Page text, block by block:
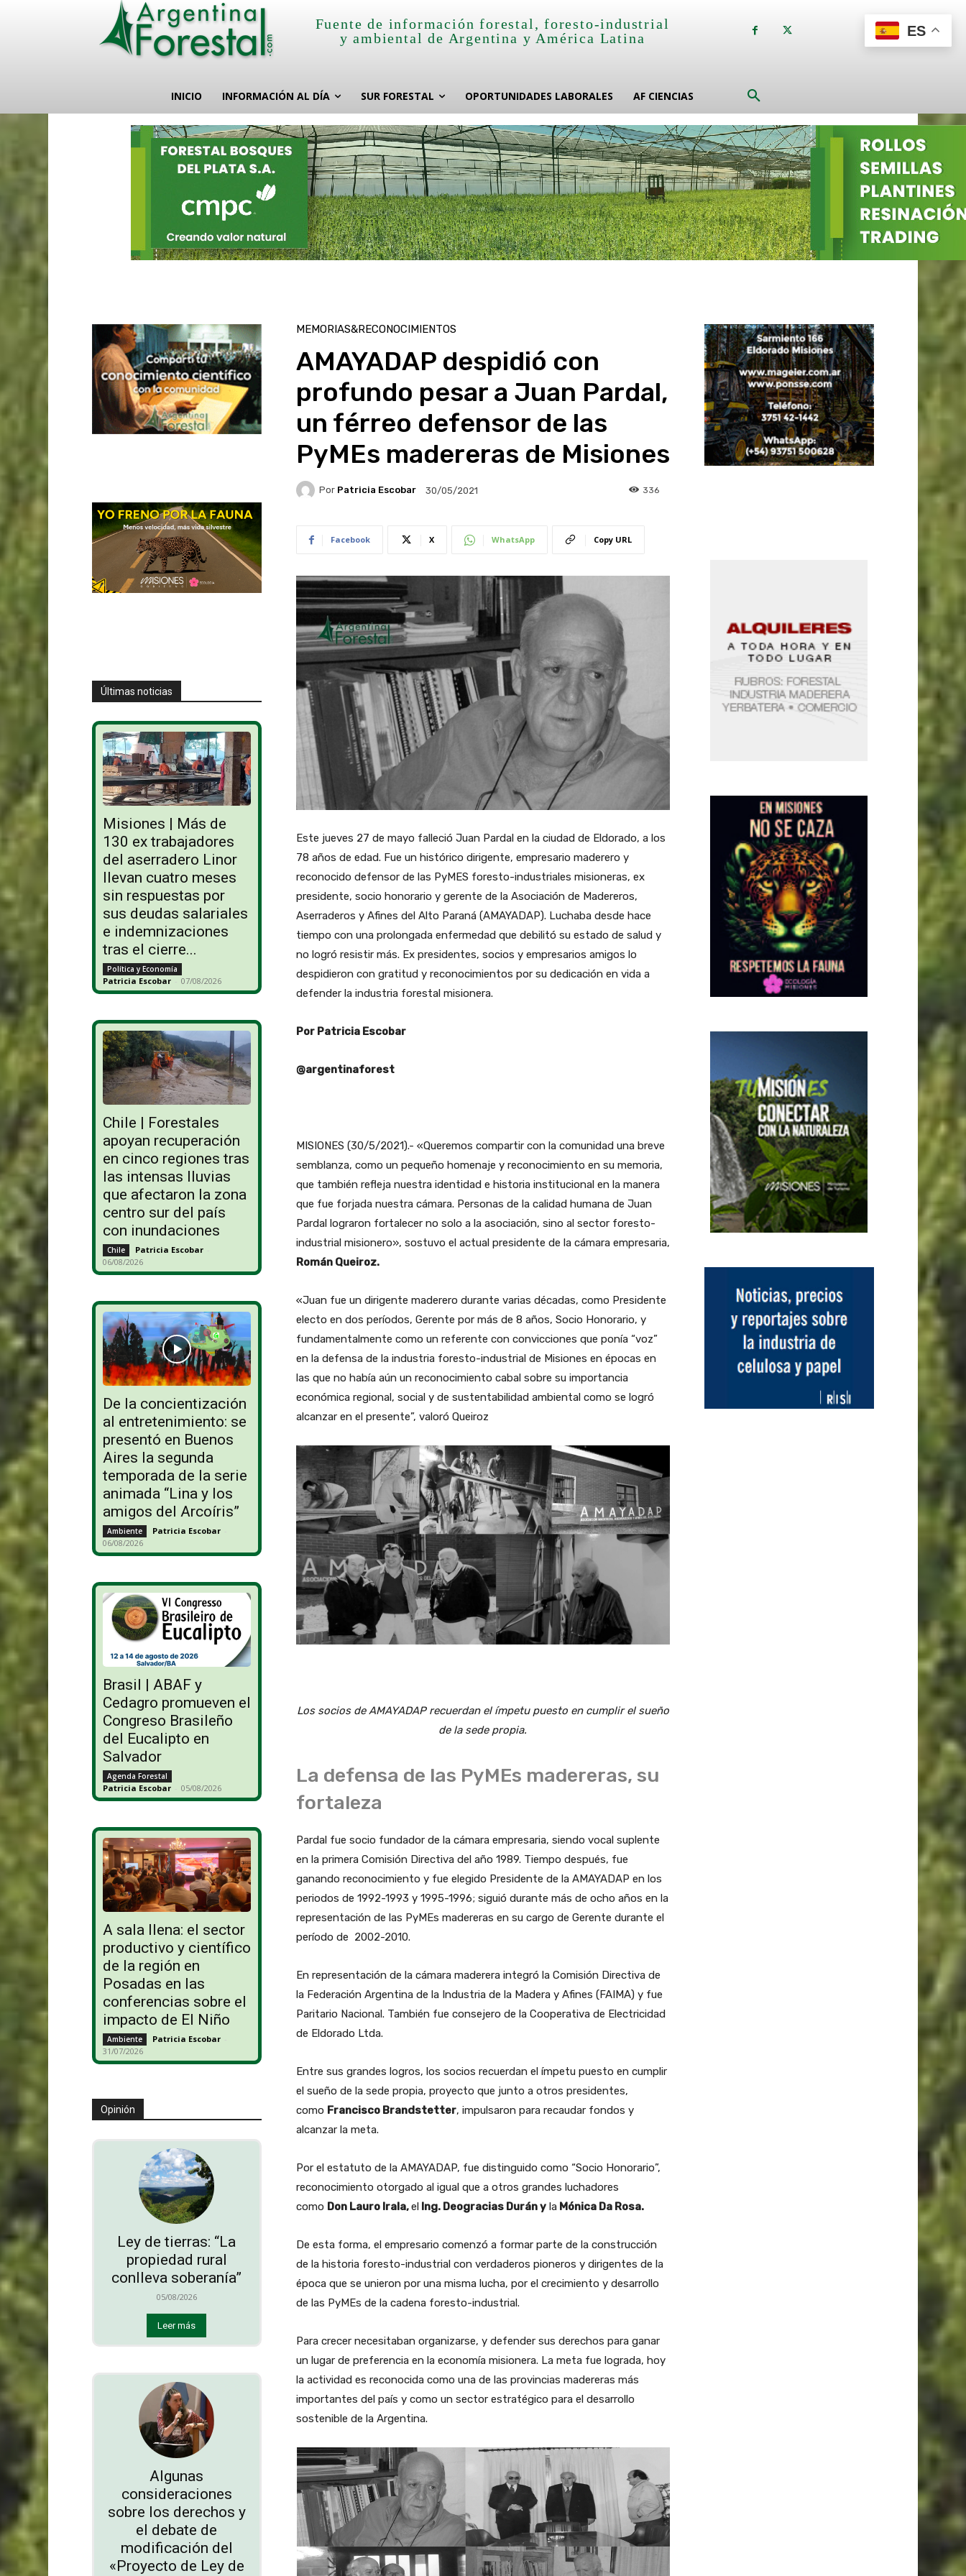
Fuente de información forestal, foresto-industrial
y ambiental de Argentina y América Latina
INICIO INFORMACIÓN AL DÍA SUR FORESTAL OPORTUNIDADES LABORALES AF CIENCIAS
Últimas noticias
Misiones | Más de
130 ex trabajadores
del aserradero Linor
llevan cuatro meses
sin respuestas por
sus deudas salariales
e indemnizaciones
tras el cierre...
Política y Economía
Patricia Escobar - 07/08/2026
Chile | Forestales
apoyan recuperación
en cinco regiones tras
las intensas lluvias
que afectaron la zona
centro sur del país
con inundaciones
Chile Patricia Escobar -
06/08/2026
De la concientización
al entretenimiento: se
presentó en Buenos
Aires la segunda
temporada de la serie
animada “Lina y los
amigos del Arcoíris”
Ambiente Patricia Escobar -
06/08/2026
Brasil | ABAF y
Cedagro promueven el
Congreso Brasileño
del Eucalipto en
Salvador
Agenda Forestal
Patricia Escobar - 05/08/2026
A sala llena: el sector
productivo y científico
de la región en
Posadas en las
conferencias sobre el
impacto de El Niño
Ambiente Patricia Escobar -
31/07/2026
Opinión
Ley de tierras: “La
propiedad rural
conlleva soberanía”
05/08/2026
Leer más
Algunas
consideraciones
sobre los derechos y
el debate de
modificación del
«Proyecto de Ley de
MEMORIAS&RECONOCIMIENTOS
AMAYADAP despidió con
profundo pesar a Juan Pardal,
un férreo defensor de las
PyMEs madereras de Misiones
Por Patricia Escobar 30/05/2021 336
Facebook X WhatsApp Copy URL
Este jueves 27 de mayo falleció Juan Pardal en la ciudad de Eldorado, a los
78 años de edad. Fue un histórico dirigente, empresario maderero y
reconocido defensor de las PyMES foresto-industriales misioneras, ex
presidente, socio honorario y gerente de la Asociación de Madereros,
Aserraderos y Afines del Alto Paraná (AMAYADAP). Luchaba desde hace
tiempo con una prolongada enfermedad que debilitó su estado de salud y
no logró resistir más. Ex presidentes, socios y empresarios amigos lo
despidieron con gratitud y reconocimientos por su dedicación en vida a
defender la industria forestal misionera.
Por Patricia Escobar
@argentinaforest
MISIONES (30/5/2021).- «Queremos compartir con la comunidad una breve
semblanza, como un pequeño homenaje y reconocimiento en su memoria,
que también refleja nuestra identidad e historia institucional en la manera
que fue forjada nuestra cámara. Personas de la calidad humana de Juan
Pardal lograron fortalecer no solo a la asociación, sino al sector foresto-
industrial misionero», sostuvo el actual presidente de la cámara empresaria,
Román Queiroz.
«Juan fue un dirigente maderero durante varias décadas, como Presidente
electo en dos períodos, Gerente por más de 8 años, Socio Honorario, y
fundamentalmente como un referente con convicciones que ponía “voz”
en la defensa de la industria foresto-industrial de Misiones en épocas en
las que no había aún un reconocimiento cabal sobre su importancia
económica regional, social y de sustentabilidad ambiental como se logró
alcanzar en el presente”, valoró Queiroz
Los socios de AMAYADAP recuerdan el ímpetu puesto en cumplir el sueño
de la sede propia.
La defensa de las PyMEs madereras, su
fortaleza
Pardal fue socio fundador de la cámara empresaria, siendo vocal suplente
en la primera Comisión Directiva del año 1989. Tiempo después, fue
ganando reconocimiento y fue elegido Presidente de la AMAYADAP en los
periodos de 1992-1993 y 1995-1996; siguió durante más de ocho años en la
representación de las PyMEs madereras en su cargo de Gerente durante el
período de 2002-2010.
En representación de la cámara maderera integró la Comisión Directiva de
la Federación Argentina de la Industria de la Madera y Afines (FAIMA) y fue
Paritario Nacional. También fue consejero de la Cooperativa de Electricidad
de Eldorado Ltda.
Entre sus grandes logros, los socios recuerdan el ímpetu puesto en cumplir
el sueño de la sede propia, proyecto que junto a otros presidentes,
como Francisco Brandstetter, impulsaron para recaudar fondos y
alcanzar la meta.
Por el estatuto de la AMAYADAP, fue distinguido como “Socio Honorario”,
reconocimiento otorgado al igual que a otros grandes luchadores
como Don Lauro Irala,elIng. Deogracias Durán ylaMónica Da Rosa.
De esta forma, el empresario comenzó a formar parte de la construcción
de la historia foresto-industrial con verdaderos pioneros y dirigentes de la
época que se unieron por una misma lucha, por el crecimiento y desarrollo
de las PyMEs de la cadena foresto-industrial.
Para crecer necesitaban organizarse, y defender sus derechos para ganar
un lugar de preferencia en la economía misionera. La meta fue lograda, hoy
la actividad es reconocida como una de las provincias madereras más
importantes del país y como un sector estratégico para el desarrollo
sostenible de la Argentina.
ES